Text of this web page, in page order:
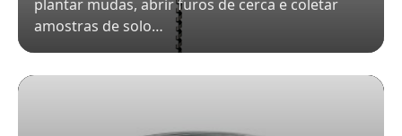
plantar mudas, abrir furos de cerca e coletar
amostras de solo…